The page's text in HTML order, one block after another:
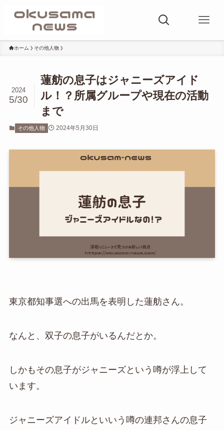
ホーム その他人物
蓮舫の息子はジャニーズアイド
ル！？所属グループや現在の活動
まで
2024
5/30
その他人物 2024年5月30日
東京都知事選への出馬を表明した蓮舫さん。
なんと、双子の息子がいるんだとか。
しかもその息子がジャニーズという噂が浮上して
います。
ジャニーズアイドルといいう噂の連邦さんの息子